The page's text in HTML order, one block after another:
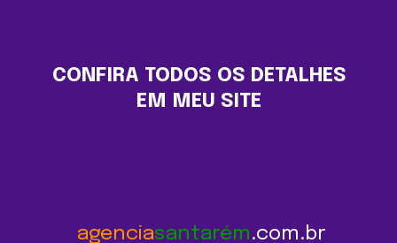
CONFIRA TODOS OS DETALHES
EM MEU SITE
agenciasantarém.com.br